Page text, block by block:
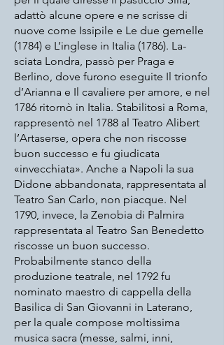
adattò alcune opere e ne scrisse di
nuove come Issipile e Le due gemelle
(1784) e L’inglese in Italia (1786). La-
sciata Londra, passò per Praga e
Berlino, dove furono eseguite Il trionfo
d’Arianna e Il cavaliere per amore, e nel
1786 ritornò in Italia. Stabilitosi a Roma,
rappresentò nel 1788 al Teatro Alibert
l’Artaserse, opera che non riscosse
buon successo e fu giudicata
«invecchiata». Anche a Napoli la sua
Didone abbandonata, rappresentata al
Teatro San Carlo, non piacque. Nel
1790, invece, la Zenobia di Palmira
rappresentata al Teatro San Benedetto
riscosse un buon successo.
Probabilmente stanco della
produzione teatrale, nel 1792 fu
nominato maestro di cappella della
Basilica di San Giovanni in Laterano,
per la quale compose moltissima
musica sacra (messe, salmi, inni,